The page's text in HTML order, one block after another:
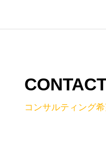
コンサルティング